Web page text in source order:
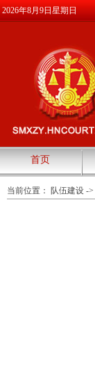
2026年8月9日星期日
首页
当前位置： 队伍建设 ->